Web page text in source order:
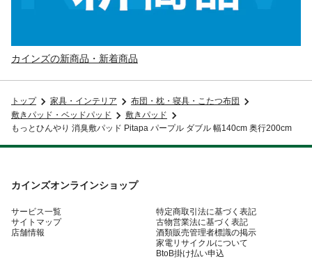
カインズの新商品・新着商品
トップ 家具・インテリア
布団・枕・寝具・こたつ布団
敷きパッド・ベッドパッド
敷きパッド
もっとひんやり 消臭敷パッド Pitapa パープル ダブル 幅140cm 奥行200cm
カインズオンラインショップ
サービス一覧
サイトマップ
店舗情報
特定商取引法に基づく表記
古物営業法に基づく表記
酒類販売管理者標識の掲示
家電リサイクルについて
BtoB掛け払い申込